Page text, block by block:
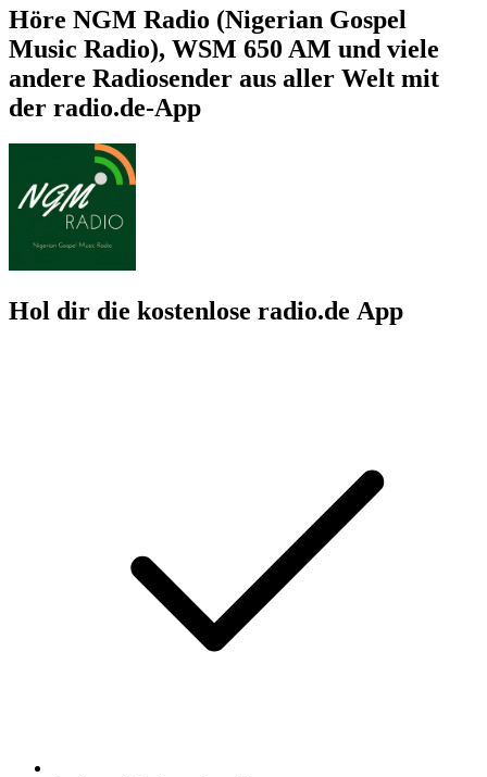
Höre NGM Radio (Nigerian Gospel
Music Radio), WSM 650 AM und viele
andere Radiosender aus aller Welt mit
der radio.de-App
Hol dir die kostenlose radio.de App